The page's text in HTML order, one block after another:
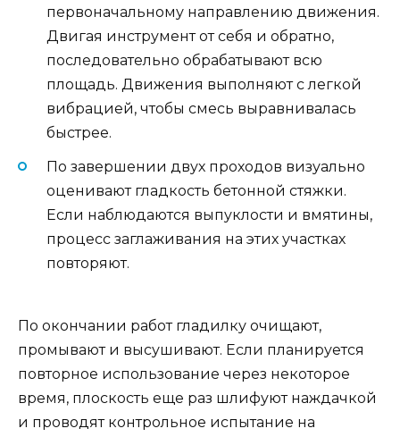
первоначальному направлению движения.
Двигая инструмент от себя и обратно,
последовательно обрабатывают всю
площадь. Движения выполняют с легкой
вибрацией, чтобы смесь выравнивалась
быстрее.
По завершении двух проходов визуально
оценивают гладкость бетонной стяжки.
Если наблюдаются выпуклости и вмятины,
процесс заглаживания на этих участках
повторяют.
По окончании работ гладилку очищают,
промывают и высушивают. Если планируется
повторное использование через некоторое
время, плоскость еще раз шлифуют наждачкой
и проводят контрольное испытание на